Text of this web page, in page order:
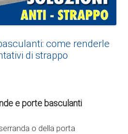
come renderle
di strappo
e porte basculanti
o della porta